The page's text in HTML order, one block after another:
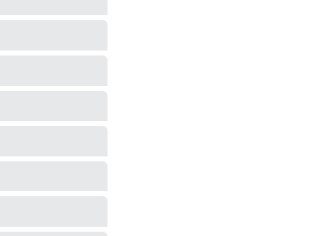
場合もございま
・各種交通系マネ
＝縮毛矯正 にな
Re-birth hairの効
ざいますのでご了
ださいませ。